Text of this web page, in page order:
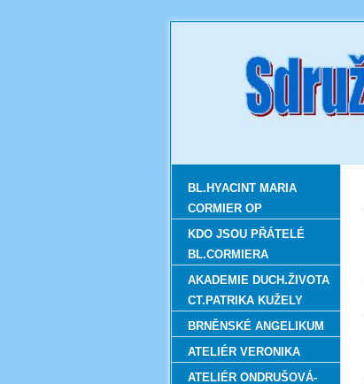
BL.HYACINT MARIA
CORMIER OP
KDO JSOU PŘÁTELÉ
BL.CORMIERA
AKADEMIE DUCH.ŽIVOTA
CT.PATRIKA KUŽELY
BRNĚNSKÉ ANGELIKUM
ATELIÉR VERONIKA
ATELIÉR ONDRUŠOVÁ-